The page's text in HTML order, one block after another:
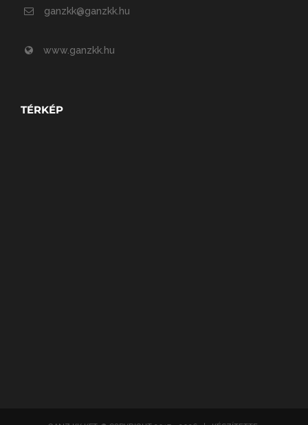
ganzkk@ganzkk.hu
www.ganzkk.hu
TÉRKÉP